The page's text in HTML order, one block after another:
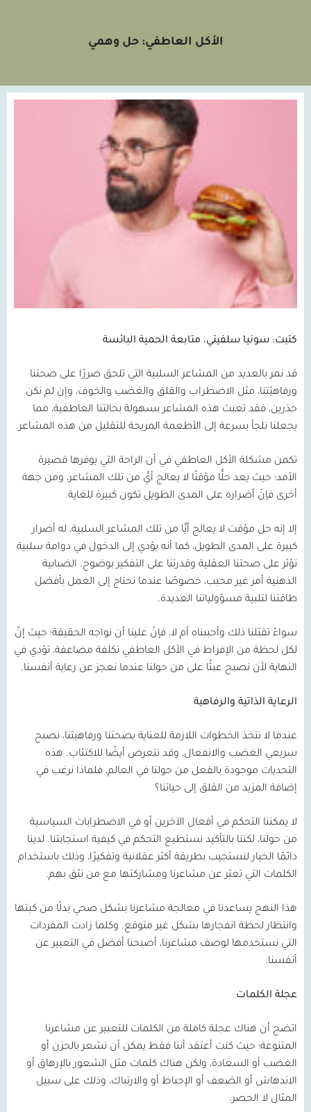
الأكل العاطفي: حل وهمي
كتبت: سونيا سلفيتي، متابعة الحمية البائسة
قد نمر بالعديد من المشاعر السلبية التي تلحق ضررًا على صحتنا
ورفاهيّتنا، مثل الاضطراب والقلق والغضب والخوف، وإن لم نكن
حذرين، فقد تعبث هذه المشاعر بسهولة بحالتنا العاطفية، مما
يجعلنا نلجأ بسرعة إلى الأطعمة المريحة للتقليل من هذه المشاعر.
تكمن مشكلة الأكل العاطفي في أن الراحة التي يوفرها قصيرة
الأمد؛ حيث يعد حلًّا مؤقتًا لا يعالج أيًّ من تلك المشاعر، ومن جهة
أخرى فإنّ أضراره على المدى الطويل تكون كبيرة للغاية.
إلا إنه حل مؤقت لا يعالج أيًّا من تلك المشاعر السلبية، له أضرار
كبيرة على المدى الطويل، كما أنه يؤدي إلى الدخول في دوامة سلبية
تؤثر على صحتنا العقلية وقدرتنا على التفكير بوضوح. الضبابية
الذهنية أمر غير محبب، خصوصًا عندما نحتاج إلى العمل بأفضل
طاقتنا لتلبية مسؤولياتنا العديدة.
سواءً تقبّلنا ذلك وأحببناه أم لا، فإنّ علينا أن نواجه الحقيقة؛ حيث إنّ
لكل لحظة من الإفراط في الأكل العاطفي تكلفة مضاعفة، تؤدي في
النهاية لأن نصبح عبئًا على من حولنا عندما نعجز عن رعاية أنفسنا.
الرعاية الذاتية والرفاهية
عندما لا نتخذ الخطوات اللازمة للعناية بصحتنا ورفاهيتنا، نصبح
سريعي الغضب والانفعال، وقد نتعرض أيضًا للاكتئاب. هذه
التحديات موجودة بالفعل من حولنا في العالم، فلماذا نرغب في
إضافة المزيد من القلق إلى حياتنا؟
لا يمكننا التحكم في أفعال الآخرين أو في الاضطرابات السياسية
من حولنا، لكننا بالتأكيد نستطيع التحكم في كيفية استجابتنا. لدينا
دائمًا الخيار لنستجيب بطريقة أكثر عقلانية وتفكيرًا، وذلك باستخدام
الكلمات التي تعبّر عن مشاعرنا ومشاركتها مع من نثق بهم.
هذا النهج يساعدنا في معالجة مشاعرنا بشكل صحي بدلًا من كبتها
وانتظار لحظة انفجارها بشكل غير متوقع. وكلما زادت المفردات
التي نستخدمها لوصف مشاعرنا، أصبحنا أفضل في التعبير عن
أنفسنا.
عجلة الكلمات
اتضح أن هناك عجلة كاملة من الكلمات للتعبير عن مشاعرنا
المتنوعة؛ حيث كنت أعتقد أننا فقط يمكن أن نشعر بالحزن أو
الغضب أو السعادة، ولكن هناك كلمات مثل الشعور بالإرهاق أو
الاندهاش أو الضعف أو الإحباط أو والارتباك، وذلك على سبيل
المثال لا الحصر.